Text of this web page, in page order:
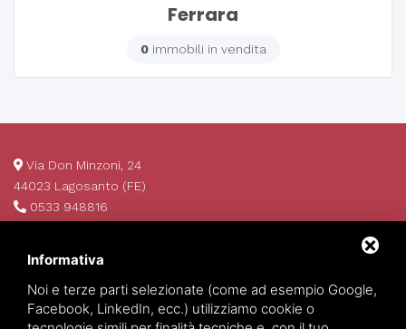
Ferrara
0immobili in vendita
Via Don Minzoni, 24
44023 Lagosanto (FE)
0533 948816
REA 174484
Informativa
Noi e terze parti selezionate (come ad esempio Google,
Facebook, LinkedIn, ecc.) utilizziamo cookie o